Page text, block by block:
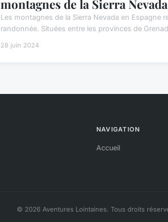
montagnes de la Sierra
Les montagnes de la Sierra Nevada en
randonnée. Situées entre les provinces de
28 juin 2024
NAVIGATION
Accueil
© 2026 Aventures Lointaines. Tous droits